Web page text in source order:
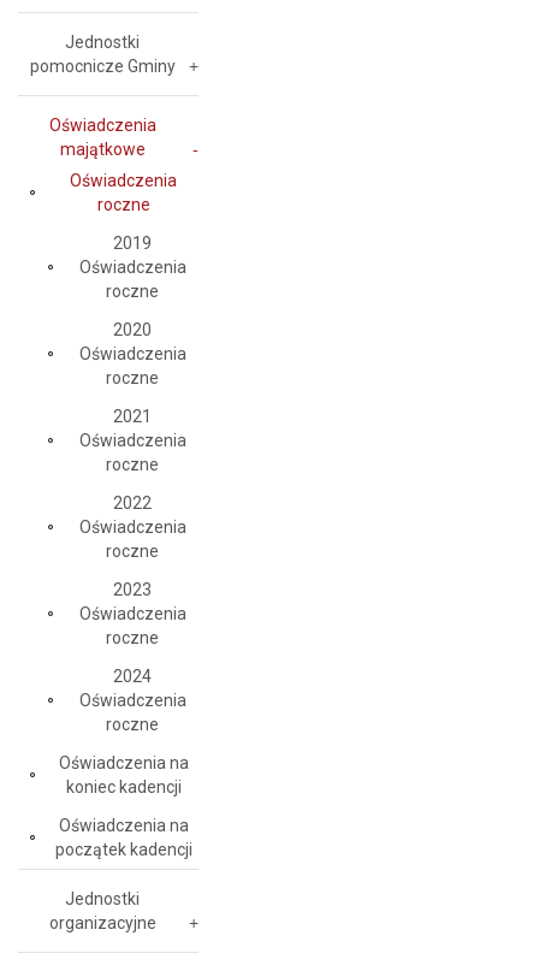
Jednostki
pomocnicze Gminy
Oświadczenia
majątkowe
Oświadczenia
roczne
2019
Oświadczenia
roczne
2020
Oświadczenia
roczne
2021
Oświadczenia
roczne
2022
Oświadczenia
roczne
2023
Oświadczenia
roczne
2024
Oświadczenia
roczne
Oświadczenia na
koniec kadencji
Oświadczenia na
początek kadencji
Jednostki
organizacyjne